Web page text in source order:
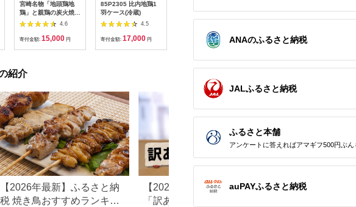
宮崎名物「地頭鶏地
鶏」と親鶏の炭火焼セ
ット_MJ-7806_(都城
(じとっこ/親鳥) 各
鶏肉 おかず
4.6
寄付金額: 15,000 円
85P2305 比内地鶏1
羽ケース(冷蔵)
4.5
寄付金額: 17,000 円
焼 100g×5袋_MJ-
7809_(都城市) 地鶏
き 瞬間冷凍15,000 円
国産 地鶏 国産地鶏 骨
付き からあげ用 生 唐
寄付金額:10,000
ン
り
紹介
【2026年最新】ふるさと納
税 焼き鳥おすすめランキン
【2026年】ふるさと納税
「訳あり品」がお得！海
【2026年最新
ANAのふるさと納税
JALふるさと納税
ふるさと本舗
アンケートに答えればアマギフ500円ぶん
auPAYふるさと納税